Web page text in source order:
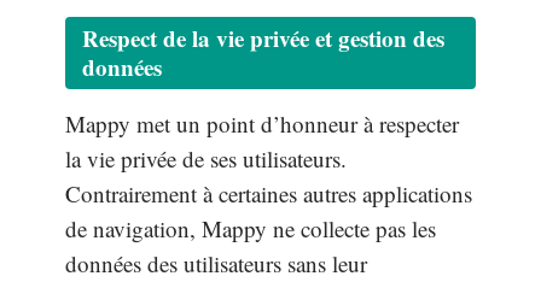
Respect de la vie privée et gestion des
données
Mappy met un point d’honneur à respecter
la vie privée de ses utilisateurs.
Contrairement à certaines autres applications
de navigation, Mappy ne collecte pas les
données des utilisateurs sans leur